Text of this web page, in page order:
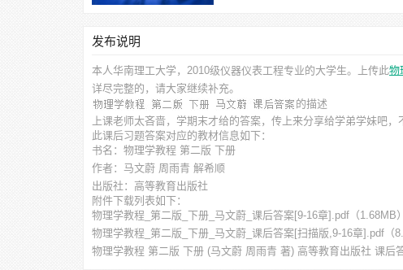
发布说明
本人华南理工大学，2010级仪器仪表工程专业的大学生。上传此物
详尽完整的，请大家继续补充。
的描述
上课老师太吝啬，学期末才给的答案，传上来分享给学弟学妹吧，
此课后习题答案对应的教材信息如下：
书名：物理学教程 第二版 下册
作者：马文蔚 周雨青 解希顺
出版社：高等教育出版社
附件下载列表如下：
物理学教程_第二版_下册_马文蔚_课后答案[9-16章].pdf （1.68MB）
物理学教程_第二版_下册_马文蔚_课后答案[扫描版,9-16章].pdf （
物理学教程 第二版 下册 (马文蔚 周雨青 著) 高等教育出版社 课后